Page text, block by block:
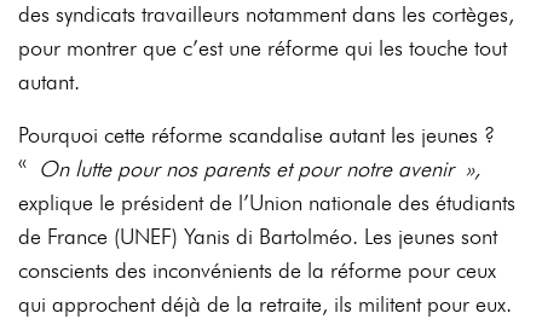
des syndicats travailleurs notamment dans les cortèges,
pour montrer que c’est une réforme qui les touche tout
autant.
Pourquoi cette réforme scandalise autant les jeunes ?
« On lutte pour nos parents et pour notre avenir »,
explique le président de l’Union nationale des étudiants
de France (UNEF) Yanis di Bartolméo. Les jeunes sont
conscients des inconvénients de la réforme pour ceux
qui approchent déjà de la retraite, ils militent pour eux.